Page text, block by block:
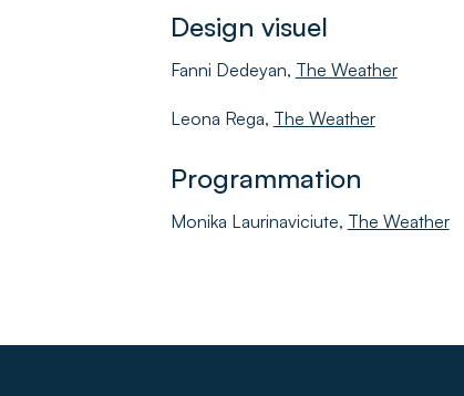
Design visuel
Fanni Dedeyan, The Weather
Leona Rega, The Weather
Programmation
Monika Laurinaviciute, The Weather